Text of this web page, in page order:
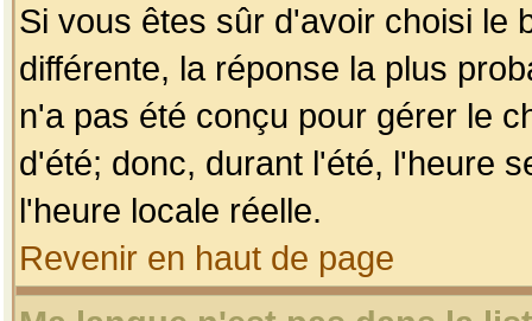
Si vous êtes sûr d'avoir choisi le
différente, la réponse la plus
n'a pas été conçu pour gérer le
d'été; donc, durant l'été, l'heure
l'heure locale réelle.
Revenir en haut de page